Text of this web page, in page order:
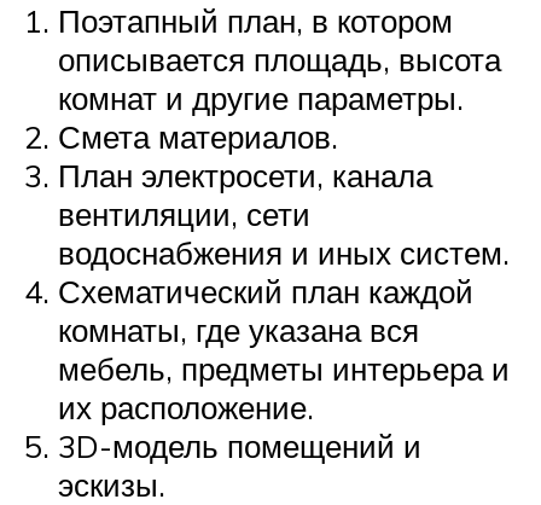
Поэтапный план, в котором
описывается площадь, высота
комнат и другие параметры.
Смета материалов.
План электросети, канала
вентиляции, сети
водоснабжения и иных систем.
Схематический план каждой
комнаты, где указана вся
мебель, предметы интерьера и
их расположение.
3D-модель помещений и
эскизы.